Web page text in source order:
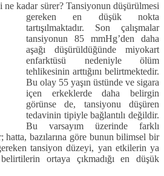
ne kadar sürer? Tansiyonun düşürülmesi
gereken en düşük nokta
tartışılmaktadır. Son çalış­malar
tansiyonun 85 mmHg’den daha
aşağı düşürüldüğünde miyokart
enfark­tüsü nedeniyle ölüm
tehlikesinin arttı­ğını belirtmektedir.
Bu olay 55 yaşın üstünde ve sigara
içen erkeklerde daha belirgin
görünse de, tansiyonu düşüren
tedavinin tipiyle bağlantılı değildir.
Bu varsayım üzerinde farklı
bazılarına göre bunun bilimsel bir
tansiyon düzeyi, yan etkilerin ya
ortaya çıkmadığı en düşük